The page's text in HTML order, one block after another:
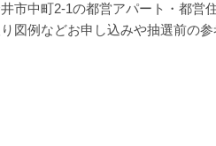
市中町2-1の都営アパート・都営
図例などお申し込みや抽選前の参